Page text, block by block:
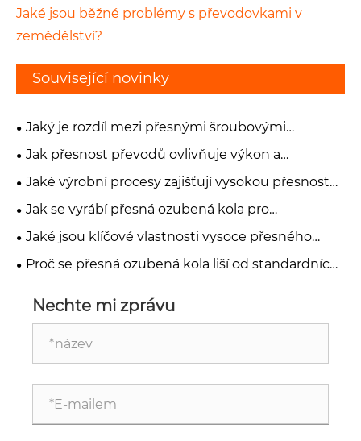
Jaké jsou běžné problémy s převodovkami v
zemědělství?
Související novinky
Jaký je rozdíl mezi přesnými šroubovými
ozubenými koly a čelními ozubenými koly?
Jak přesnost převodů ovlivňuje výkon a
spolehlivost zařízení?
Jaké výrobní procesy zajišťují vysokou přesnost
přesných ozubených kol?
Jak se vyrábí přesná ozubená kola pro
průmyslové aplikace?
Jaké jsou klíčové vlastnosti vysoce přesného
ozubeného kola?
Proč se přesná ozubená kola liší od standardních
Nechte mi zprávu